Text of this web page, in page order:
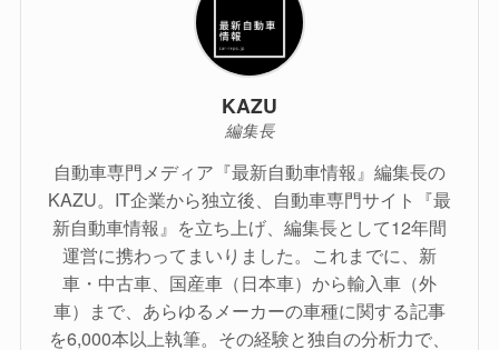
KAZU
編集長
自動車専門メディア『最新自動車情報』編集長の
KAZU。IT企業から独立後、自動車専門サイト『最
新自動車情報』を立ち上げ、編集長として12年間
運営に携わってまいりました。これまでに、新
車・中古車、国産車（日本車）から輸入車（外
車）まで、あらゆるメーカーの車種に関する記事
を6,000本以上執筆。その経験と独自の分析力で、